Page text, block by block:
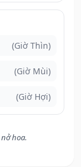
(Giờ Thìn)
(Giờ Mùi)
(Giờ Hợi)
hoa.